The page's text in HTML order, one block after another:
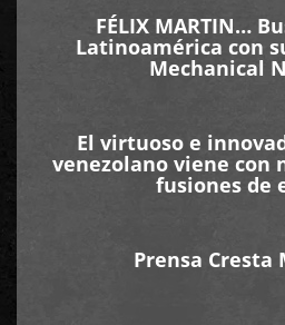
FÉLIX MARTIN…
Latinoamérica con
Mechanical
El virtuoso e
venezolano viene con
fusiones de
Prensa Cresta